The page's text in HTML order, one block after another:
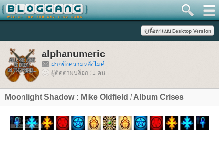
alphanumeric
ฝากข้อความหลังไมค์
ผู้ติดตามบล็อก : 1 คน
Moonlight Shadow : Mike Oldfield / Album Crises